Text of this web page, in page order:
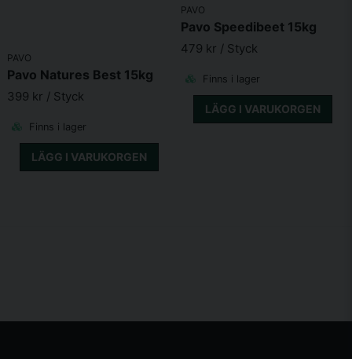
PAVO
Pavo Natures Best 15kg
399 kr / Styck
Finns i lager
LÄGG I VARUKORGEN
PAVO
Pavo Speedibeet 15kg
479 kr / Styck
Finns i lager
LÄGG I VARUKORGEN